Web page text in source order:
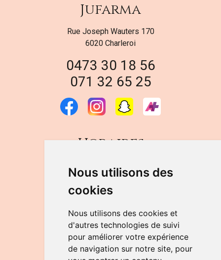
Nous utilisons des
cookies
Nous utilisons des cookies et
d'autres technologies de suivi
pour améliorer votre expérience
de navigation sur notre site, pour
Jufarma
Rue Joseph Wauters 170
6020 Charleroi
0473 30 18 56
071 32 65 25
Horaires
DU LUNDI AU VENDREDI
de 9h à 12h30 et de 14h à 18h
LE SAMEDI
de 9h à 12h30
NOUS CONTACTER